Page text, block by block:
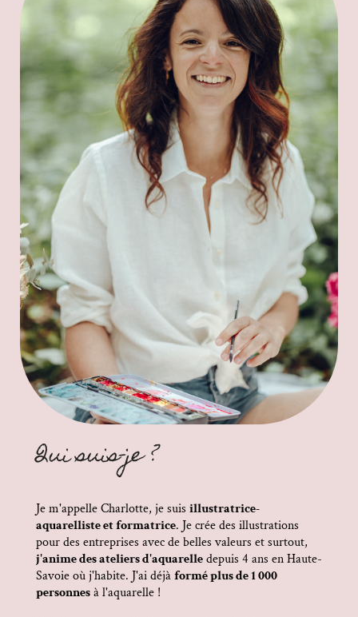
Qui suis-je ?
Je m'appelle Charlotte, je suis illustratrice-
aquarelliste et formatrice. Je crée des illustrations
pour des entreprises avec de belles valeurs et surtout,
j'anime des ateliers d'aquarelledepuis 4 ans en Haute-
Savoie où j'habite. J'ai déjàformé plus de 1 000
personnesà l'aquarelle !